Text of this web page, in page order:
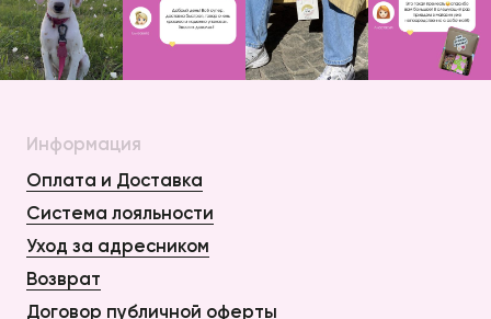
Информация
Оплата и Доставка
Система лояльности
Уход за адресником
Возврат
Договор публичной оферты